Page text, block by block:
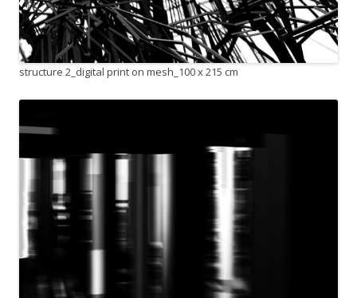
structure 2_digital print on mesh_100 x 215 cm